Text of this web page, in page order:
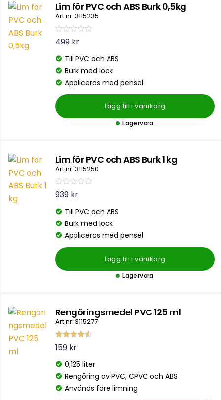
Lim för PVC och ABS Burk 0,5kg
Art.nr: 3115235
B
e
y
g
s
a
t
0
a
v
499 kr
Till PVC och ABS
Burk med lock
Appliceras med pensel
Lägg till i varukorg
Lagervara
Lim för PVC och ABS Burk 1 kg
Art.nr: 3115250
B
e
y
g
s
a
t
0
a
v
939 kr
Till PVC och ABS
Burk med lock
Appliceras med pensel
Lägg till i varukorg
Lagervara
Rengöringsmedel PVC 125 ml
Art.nr: 3115277
Betygsatt
4.47 av 5
159 kr
0,125 liter
Rengöring av PVC, CPVC och ABS
Används före limning